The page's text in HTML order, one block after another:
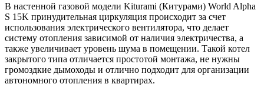
В настенной газовой модели Kiturami (Китурами) World Alpha
S 15K принудительная циркуляция происходит за счет
использования электрического вентилятора, что делает
систему отопления зависимой от наличия электричества, а
также увеличивает уровень шума в помещении. Такой котел
закрытого типа отличается простотой монтажа, не нужны
громоздкие дымоходы и отлично подходит для организации
автономного отопления в квартирах.